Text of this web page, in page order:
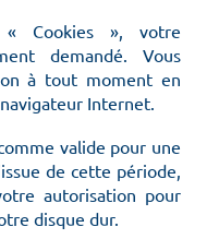
« Cookies », votre
demandé. Vous
à tout moment en
Internet.
valide pour une
de cette période,
autorisation pour
disque dur.